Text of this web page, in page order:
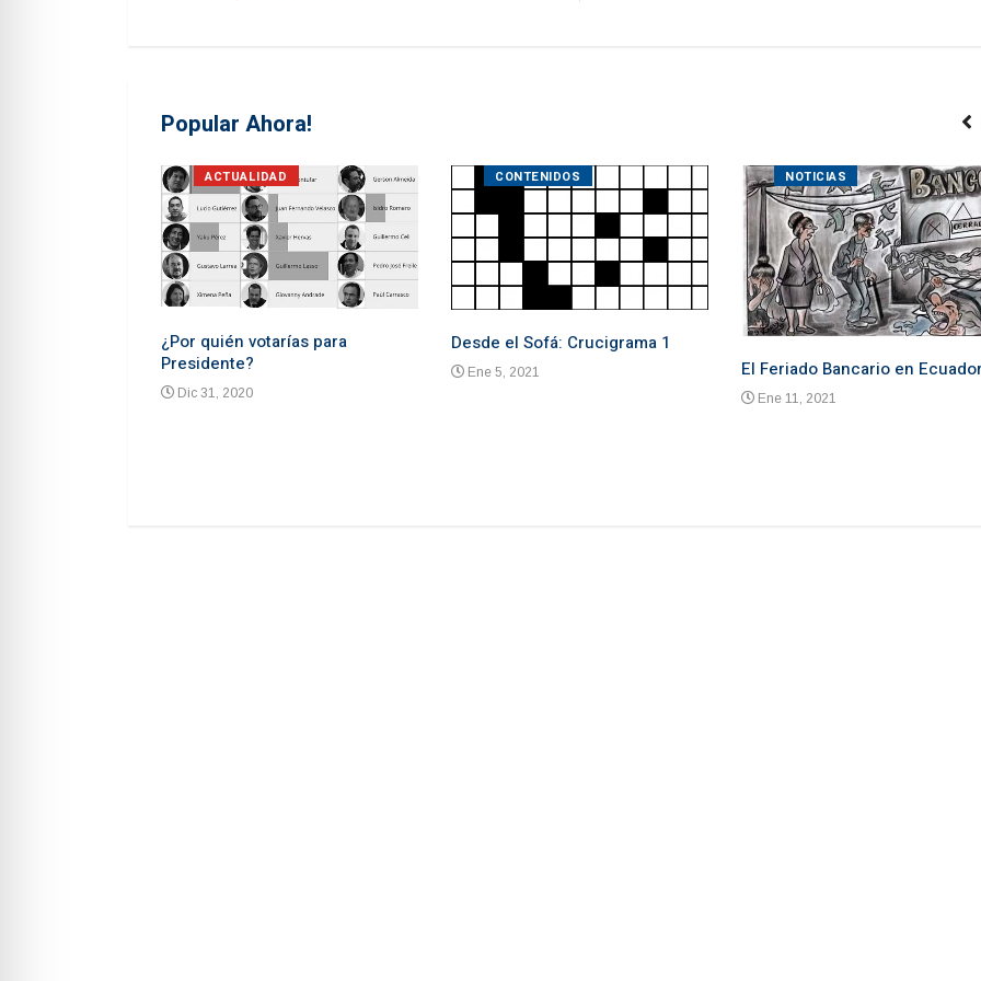
Popular Ahora!
ACTUALIDAD
¿Por quién votarías para
Presidente?
Dic 31, 2020
CONTENIDOS
Desde el Sofá: Crucigrama 1
Ene 5, 2021
NOTICIAS
El Feriado Bancario en Ecuador
Ene 11, 2021